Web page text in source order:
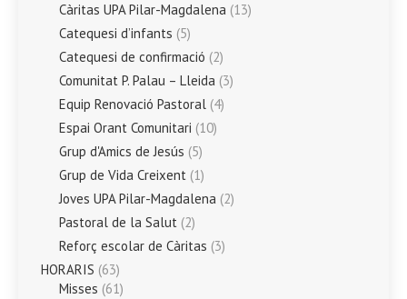
Càritas UPA Pilar-Magdalena (13)
Catequesi d’infants (5)
Catequesi de confirmació (2)
Comunitat P. Palau – Lleida (3)
Equip Renovació Pastoral (4)
Espai Orant Comunitari (10)
Grup d'Amics de Jesús (5)
Grup de Vida Creixent (1)
Joves UPA Pilar-Magdalena (2)
Pastoral de la Salut (2)
Reforç escolar de Càritas (3)
HORARIS (63)
Misses (61)